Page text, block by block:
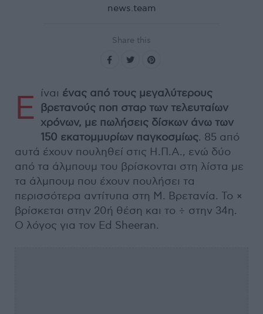
news.team
Share this
Ε ίναι ένας από τους μεγαλύτερους
βρετανούς ποπ σταρ των τελευταίων
χρόνων, με πωλήσεις δίσκων άνω των
150 εκατομμυρίων παγκοσμίως. 85 από
αυτά έχουν πουληθεί στις Η.Π.Α., ενώ δύο
από τα άλμπουμ του βρίσκονται στη λίστα με
τα άλμπουμ που έχουν πουλήσει τα
περισσότερα αντίτυπα στη Μ. Βρετανία. Το ×
βρίσκεται στην 20ή θέση και το ÷ στην 34η.
Ο λόγος για τον Ed Sheeran.